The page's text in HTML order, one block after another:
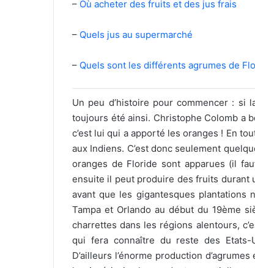
– Où acheter des fruits et des jus frais
– Quels jus au supermarché
– Quels sont les différents agrumes de
Un peu d’histoire pour commencer : si
toujours été ainsi. Christophe Colomb a
c’est lui qui a apporté les oranges ! En
aux Indiens. C’est donc seulement
oranges de Floride sont apparues (il
ensuite il peut produire des fruits durant
avant que les gigantesques plantations
Tampa et Orlando au début du 19ème
charrettes dans les régions alentours,
qui fera connaître du reste des Etats-
D’ailleurs l’énorme production